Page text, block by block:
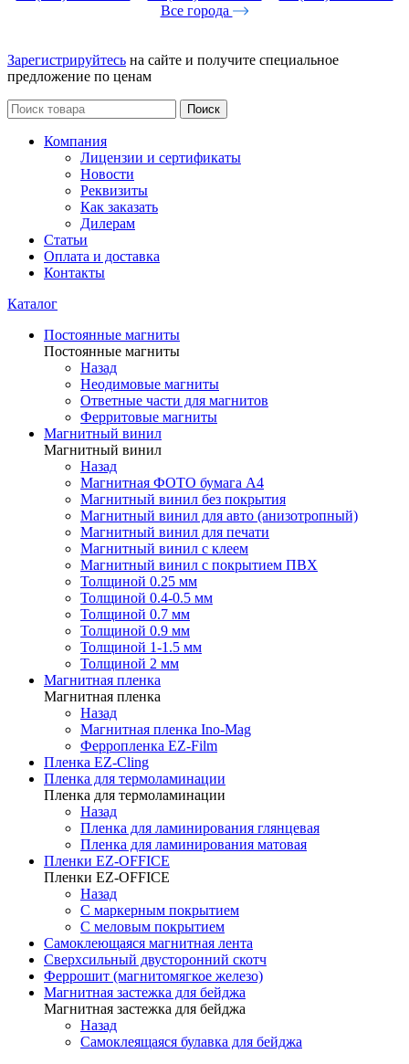
Все города
Зарегистрируйтесь на сайте и получите специальное
предложение по ценам
Поиск
Компания
Лицензии и сертификаты
Новости
Реквизиты
Как заказать
Дилерам
Статьи
Оплата и доставка
Контакты
Каталог
Постоянные магниты
Постоянные магниты
Назад
Неодимовые магниты
Ответные части для магнитов
Ферритовые магниты
Магнитный винил
Магнитный винил
Назад
Магнитная ФОТО бумага А4
Магнитный винил без покрытия
Магнитный винил для авто (анизотропный)
Магнитный винил для печати
Магнитный винил с клеем
Магнитный винил с покрытием ПВХ
Толщиной 0.25 мм
Толщиной 0.4-0.5 мм
Толщиной 0.7 мм
Толщиной 0.9 мм
Толщиной 1-1.5 мм
Толщиной 2 мм
Магнитная пленка
Магнитная пленка
Назад
Магнитная пленка Ino-Mag
Ферропленка EZ-Film
Пленка EZ-Cling
Пленка для термоламинации
Пленка для термоламинации
Назад
Пленка для ламинирования глянцевая
Пленка для ламинирования матовая
Пленки EZ-OFFICE
Пленки EZ-OFFICE
Назад
С маркерным покрытием
С меловым покрытием
Самоклеющаяся магнитная лента
Сверхсильный двусторонний скотч
Феррошит (магнитомягкое железо)
Магнитная застежка для бейджа
Магнитная застежка для бейджа
Назад
Самоклеящаяся булавка для бейджа